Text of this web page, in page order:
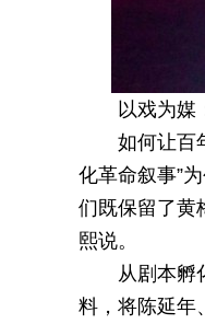
以戏为媒
如何让百
化革命叙事”
们既保留了黄
熙说。
从剧本孵
料，将陈延年